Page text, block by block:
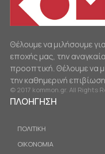
Θέλουμε να μιλήσουμε
εποχής μας, την
προοπτική. Θέλουμε να
την καθημερινή
© 2017 kommon.gr. All Rights
ΠΛΟΗΓΗΣΗ
ΠΟΛΙΤΙΚΗ
ΟΙΚΟΝΟΜΙΑ